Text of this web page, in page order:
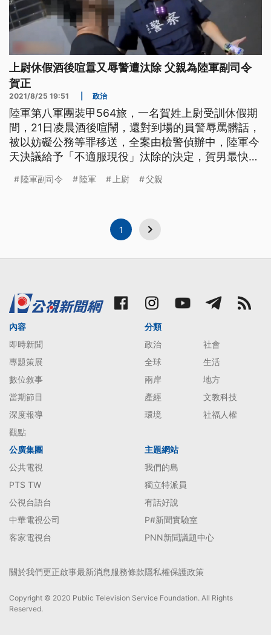
上尉休假酒後喧囂又辱警遭汰除 父親為陸軍副司令
賀正
2021/8/25 19:51 政治
陸軍第八軍團裝甲564旅，一名賀姓上尉受訓休假期
間，21日凌晨酒後喧鬧，還對到場的員警辱罵髒話，
被以妨礙公務等罪移送，全案由檢警偵辦中，陸軍今
天決議給予「不適服現役」汰除的決定，賀男最快2
的陸軍副司令。
陸軍副司令 陸軍 上尉 父親
1
內容
即時新聞
專題策展
數位敘事
當期節目
深度報導
觀點
分類
政治
社會
全球
生活
兩岸
地方
產經
文教科技
環境
社福人權
公廣集團
公共電視
PTS TW
公視台語台
中華電視公司
客家電視台
主題網站
我們的島
獨立特派員
有話好說
P#新聞實驗室
PNN新聞議題中心
關於我們更正啟事最新消息服務條款隱私權保護政策
Copyright © 2020 Public Television Service Foundation. All Rights
Reserved.